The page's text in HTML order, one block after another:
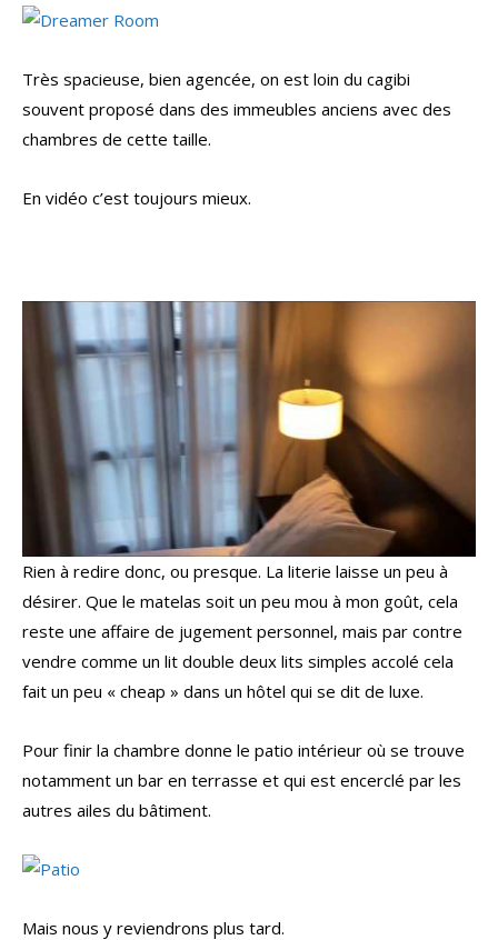
Très spacieuse, bien agencée, on est loin du cagibi
souvent proposé dans des immeubles anciens avec des
chambres de cette taille.
En vidéo c’est toujours mieux.
Rien à redire donc, ou presque. La literie laisse un peu à
désirer. Que le matelas soit un peu mou à mon goût, cela
reste une affaire de jugement personnel, mais par contre
vendre comme un lit double deux lits simples accolé cela
fait un peu « cheap » dans un hôtel qui se dit de luxe.
Pour finir la chambre donne le patio intérieur où se trouve
notamment un bar en terrasse et qui est encerclé par les
autres ailes du bâtiment.
Mais nous y reviendrons plus tard.